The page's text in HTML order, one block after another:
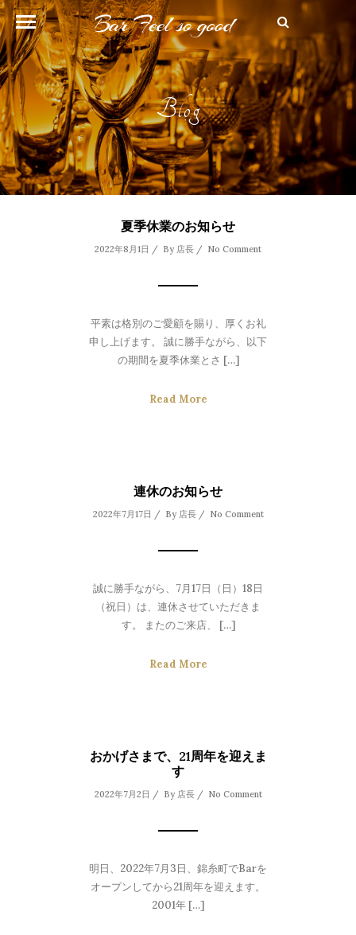
Blog
夏季休業のお知らせ
2022年8月1日 / By 店長 / No Comment
平素は格別のご愛顧を賜り、厚くお礼
申し上げます。 誠に勝手ながら、以下
の期間を夏季休業とさ […]
Read More
連休のお知らせ
2022年7月17日 / By 店長/ No Comment
誠に勝手ながら、7月17日（日）18日
（祝日）は、連休させていただきま
す。 またのご来店、 […]
Read More
おかげさまで、21周年を迎えま
す
2022年7月2日 / By 店長/ No Comment
明日、2022年7月3日、錦糸町でBarを
オープンしてから21周年を迎えます。
2001年 […]